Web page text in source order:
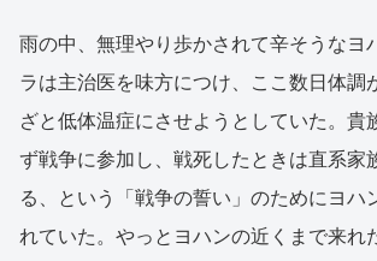
雨の中、無理やり歩かされて辛そうなヨ
ラは主治医を味方につけ、ここ数日体調
ざと低体温症にさせようとしていた。貴
ず戦争に参加し、戦死したときは直系家
る、という「戦争の誓い」のためにヨハ
れていた。やっとヨハンの近くまで来れ